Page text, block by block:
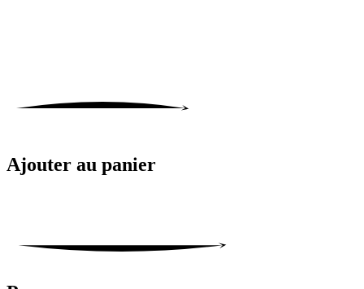
Ajouter au panier